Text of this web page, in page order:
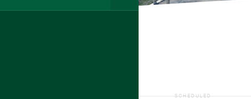
SCHEDULED